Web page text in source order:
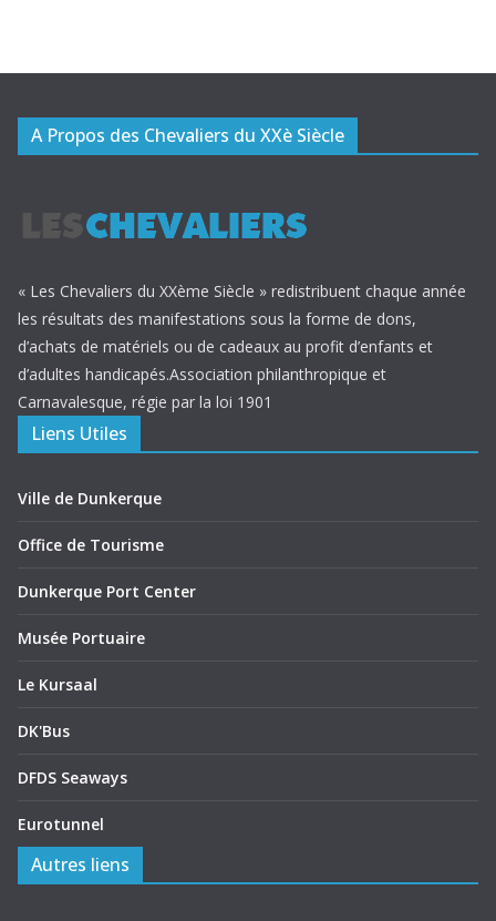
A Propos des Chevaliers du XXè Siècle
« Les Chevaliers du XXème Siècle » redistribuent chaque année
les résultats des manifestations sous la forme de dons,
d’achats de matériels ou de cadeaux au profit d’enfants et
d’adultes handicapés.Association philanthropique et
Carnavalesque, régie par la loi 1901
Liens Utiles
Ville de Dunkerque
Office de Tourisme
Dunkerque Port Center
Musée Portuaire
Le Kursaal
DK'Bus
DFDS Seaways
Eurotunnel
Autres liens